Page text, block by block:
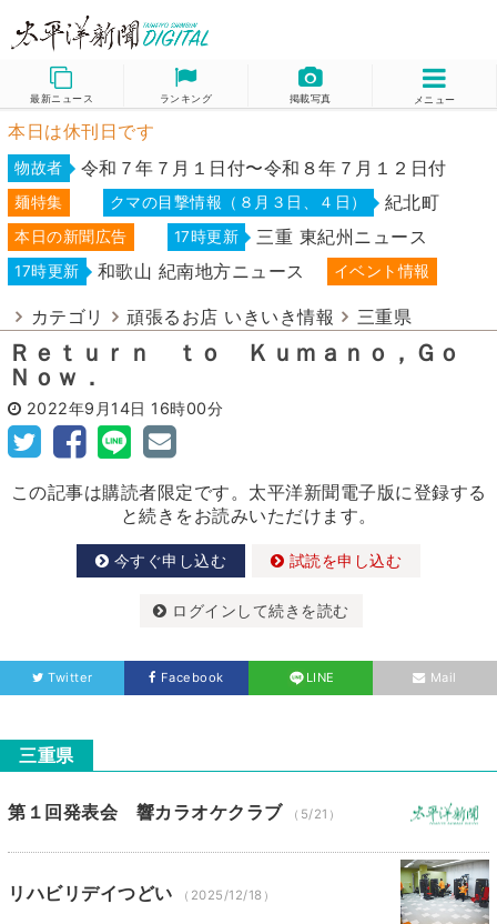
最新ニュース ランキング 掲載写真 メニュー
本日は休刊日です
物故者 令和７年７月１日付〜令和８年７月１２日付
麺特集 クマの目撃情報（８月３日、４日） 紀北町
本日の新聞広告 17時更新 三重 東紀州ニュース
17時更新 和歌山 紀南地方ニュース イベント情報
カテゴリ 頑張るお店 いきいき情報 三重県
Ｒｅｔｕｒｎ ｔｏ Ｋｕｍａｎｏ，Ｇｏ
Ｎｏｗ．
2022年9月14日 16時00分
この記事は購読者限定です。太平洋新聞電子版に登録する
と続きをお読みいただけます。
今すぐ申し込む 試読を申し込む
ログインして続きを読む
Twitter Facebook LINE Mail
三重県
第１回発表会 響カラオケクラブ （5/21）
リハビリデイつどい （2025/12/18）